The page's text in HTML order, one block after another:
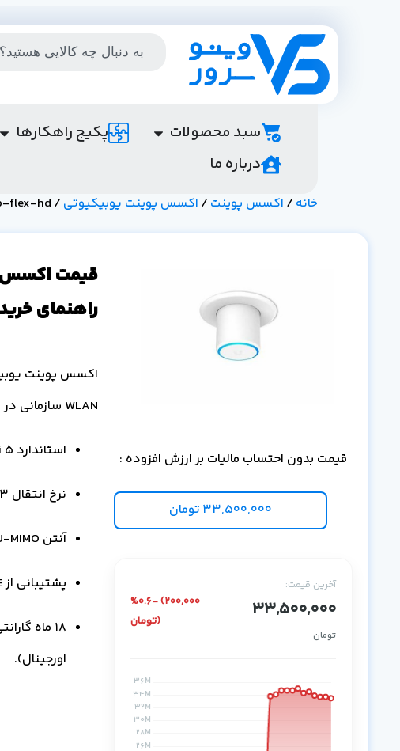
سبد محصولات پکیج راهکارها
درباره ما
خانه / اکسس پوینت / اکسس پوینت یوبیکیوتی / ubiquiti point access uap-flex-hd
قیمت بدون احتساب مالیات بر ارزش افزوده :
33,500,000 تومان
آخرین قیمت:
33,500,000
تومان
%0.6- (200,000
تومان)
راهنمای
WLAN سازمانی در لایه Access است.
استاندارد Wi-Fi 5
نرخ انتقال 1733 Mbps
آنتن Integrated 4×4 MU-MIMO
پشتیبانی از 802.3af PoE
اورجینال).